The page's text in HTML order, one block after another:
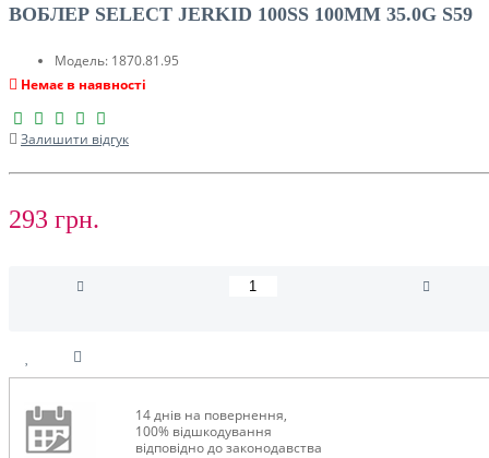
ВОБЛЕР SELECT JERKID 100SS 100MM 35.0G S59
Модель: 1870.81.95
Немає в наявності
Залишити відгук
293 грн.
14 днів на повернення,
100% відшкодування
відповідно до законодавства